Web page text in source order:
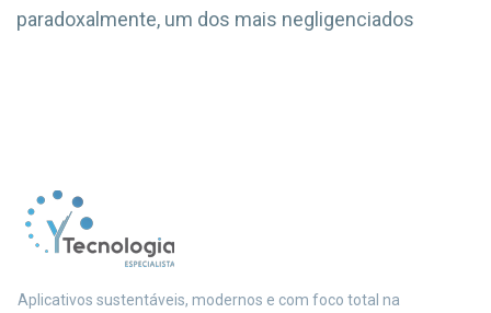
paradoxalmente, um dos mais negligenciados
Aplicativos sustentáveis, modernos e com foco total na